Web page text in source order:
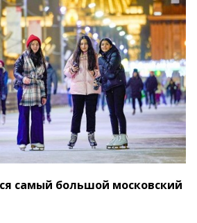
самый большой московский